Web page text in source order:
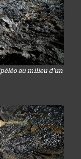
au milieu d'un